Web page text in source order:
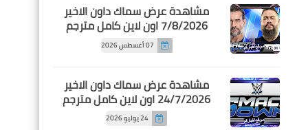
مشاهدة عرض سماك داون الاخير
7/8/2026 اون لاين كامل مترجم
07 أغسطس 2026
مشاهدة عرض سماك داون الاخير
24/7/2026 اون لاين كامل مترجم
24 يوليو 2026